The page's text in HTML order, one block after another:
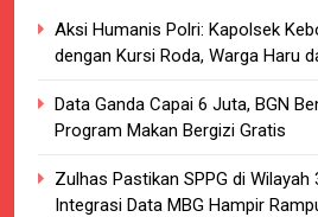
Aksi Humanis Polri: Kapolsek
dengan Kursi Roda, Warga Haru
Data Ganda Capai 6 Juta, BGN
Program Makan Bergizi Gratis
Zulhas Pastikan SPPG di Wilayah
Integrasi Data MBG Hampir